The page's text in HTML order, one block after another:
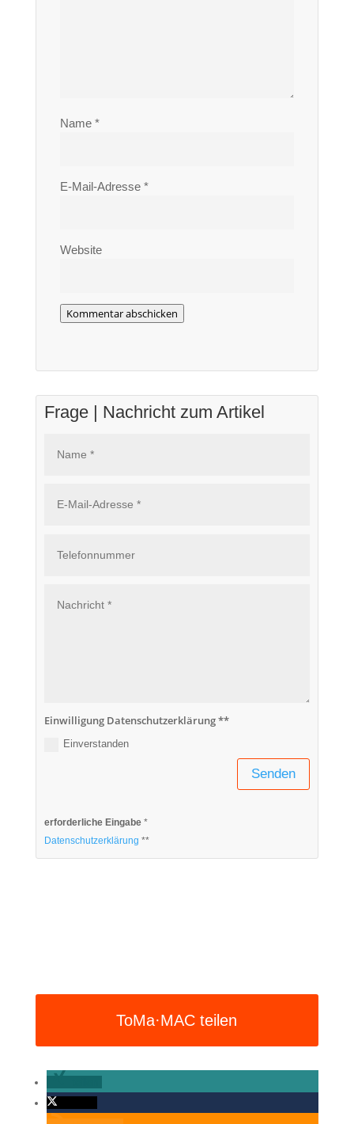
Name *
E-Mail-Adresse *
Website
Kommentar abschicken
Frage | Nachricht zum Artikel
Einwilligung Datenschutzerklärung **
Einverstanden
Senden
erforderliche Eingabe*
Datenschutzerklärung **
ToMa·MAC teilen